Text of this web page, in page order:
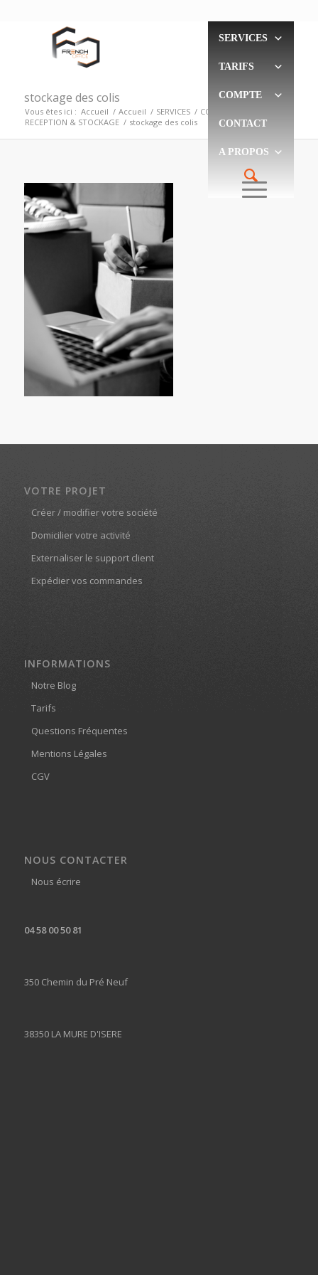
SERVICES
TARIFS
COMPTE
CONTACT
A PROPOS
stockage des colis
Vous êtes ici : Accueil / Accueil / SERVICES / COLIS & LOGISTIQUE
RECEPTION & STOCKAGE / stockage des colis
VOTRE PROJET
Créer / modifier votre société
Domicilier votre activité
Externaliser le support client
Expédier vos commandes
INFORMATIONS
Notre Blog
Tarifs
Questions Fréquentes
Mentions Légales
CGV
NOUS CONTACTER
Nous écrire
04 58 00 50 81
350 Chemin du Pré Neuf
38350 LA MURE D'ISERE